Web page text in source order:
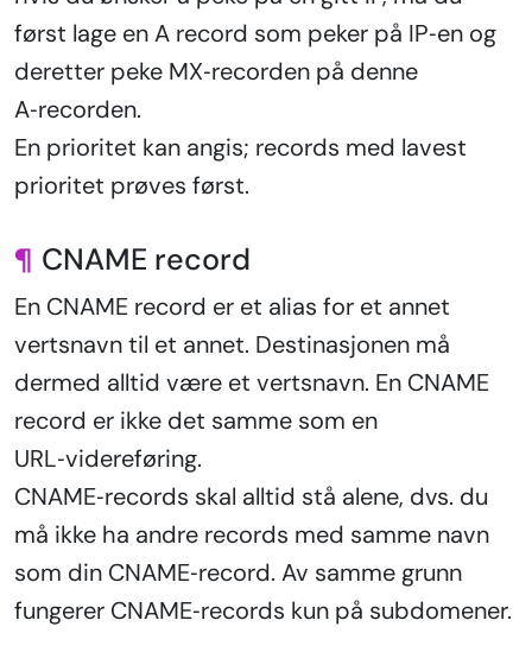
først lage en A record som peker på IP‑en og
deretter peke MX‑recorden på denne
A‑recorden.
En prioritet kan angis; records med lavest
prioritet prøves først.
¶ CNAME record
En CNAME record er et alias for et annet
vertsnavn til et annet. Destinasjonen må
dermed alltid være et vertsnavn. En CNAME
record er ikke det samme som en
URL‑videreføring.
CNAME‑records skal alltid stå alene, dvs. du
må ikke ha andre records med samme navn
som din CNAME‑record. Av samme grunn
fungerer CNAME‑records kun på subdomener.